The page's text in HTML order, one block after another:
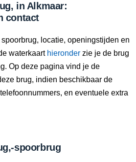
in Alkmaar:
contact
locatie, openingstijden en
waterkaart hieronder zie je de brug
Op deze pagina vind je de
brug, indien beschikbaar de
en eventuele extra
spoorbrug